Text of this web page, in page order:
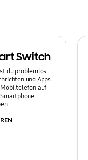
Switch
du problemlos
und Apps
Mobiltelefon auf